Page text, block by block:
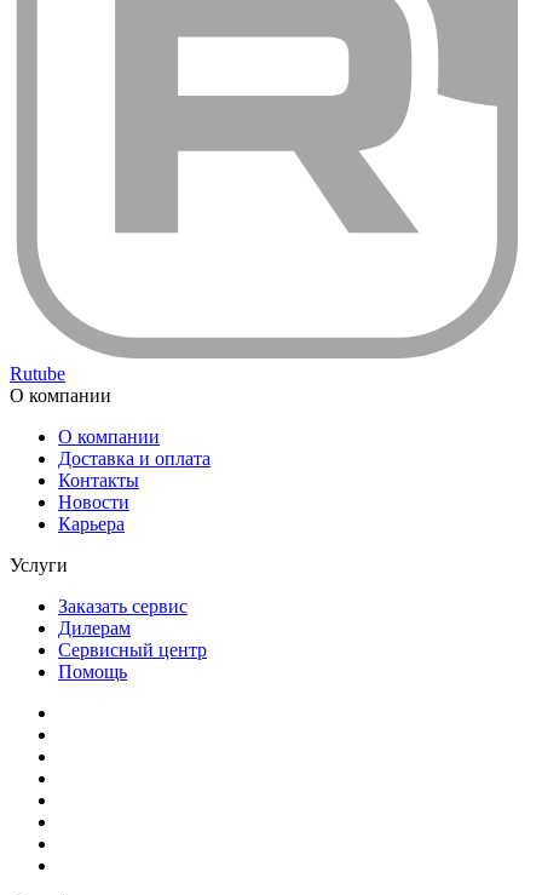
Rutube
О компании
О компании
Доставка и оплата
Контакты
Новости
Карьера
Услуги
Заказать сервис
Дилерам
Сервисный центр
Помощь